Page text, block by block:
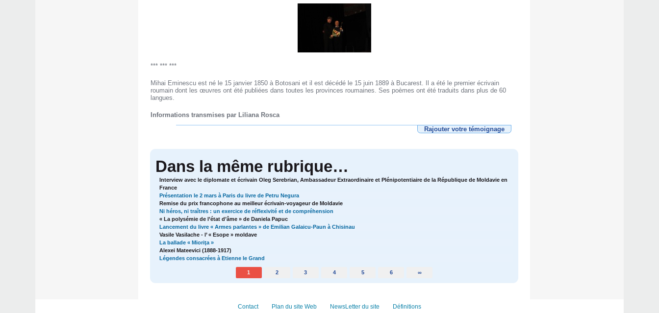
*** *** ***
Mihai Eminescu est né le 15 janvier 1850 à Botosani et il est décédé le 15 juin 1889 à Bucarest. Il a été le premier écrivain
roumain dont les œuvres ont été publiées dans toutes les provinces roumaines. Ses poèmes ont été traduits dans plus de 60
langues.
Informations transmises par Liliana Rosca
Rajouter votre témoignage
Dans la même rubrique…
Interview avec le diplomate et écrivain Oleg Serebrian, Ambassadeur Extraordinaire et Plénipotentiaire de la République de Moldavie en
France
Présentation le 2 mars à Paris du livre de Petru Negura
Remise du prix francophone au meilleur écrivain-voyageur de Moldavie
Ni héros, ni traîtres : un exercice de réflexivité et de compréhension
« La polysémie de l’état d’âme » de Daniela Papuc
Lancement du livre « Armes parlantes » de Emilian Galaicu-Paun à Chisinau
Vasile Vasilache - l’ « Esope » moldave
La ballade « Mioriţa »
Alexei Mateevici (1888-1917)
Légendes consacrées à Etienne le Grand
1 2 3 4 5 6 ∞
Contact Plan du site Web NewsLetter du site Définitions